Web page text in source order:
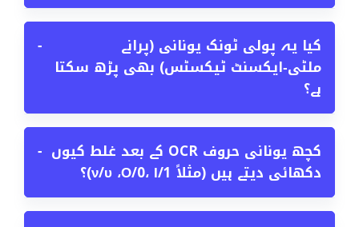
کیا یہ پولی ٹونک یونانی (پرانے
ملٹی‑ایکسنٹ ٹیکسٹس) بھی پڑھ سکتا
ہے؟
−
کچھ یونانی حروف OCR کے بعد غلط کیوں
دکھائی دیتے ہیں (مثلاً Ο/0، Ι/1، ‏ν/υ)؟
−